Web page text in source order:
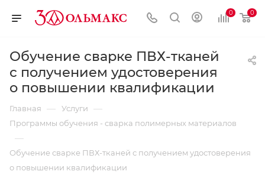
0 0
Обучение сварке ПВХ-тканей
с получением удостоверения
о повышении квалификации
Главная — Услуги —
Программы обучения - сварка полимерных материалов
—
Обучение сварке ПВХ-тканей с получением удостоверения
о повышении квалификации